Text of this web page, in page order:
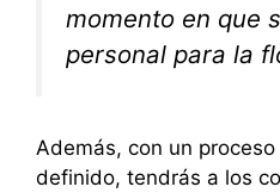
momento en que
personal para la
Además, con un
definido, tendrás a los